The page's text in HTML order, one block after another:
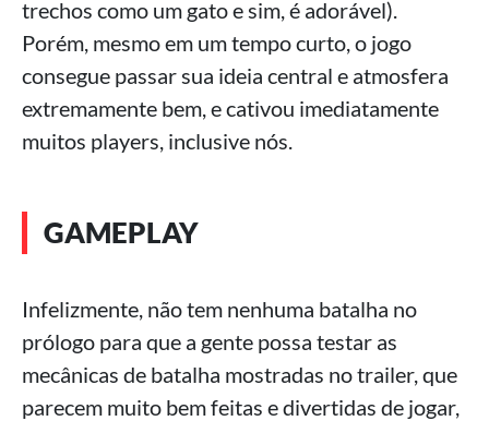
trechos como um gato e sim, é adorável).
Porém, mesmo em um tempo curto, o jogo
consegue passar sua ideia central e atmosfera
extremamente bem, e cativou imediatamente
muitos players, inclusive nós.
GAMEPLAY
Infelizmente, não tem nenhuma batalha no
prólogo para que a gente possa testar as
mecânicas de batalha mostradas no trailer, que
parecem muito bem feitas e divertidas de jogar,